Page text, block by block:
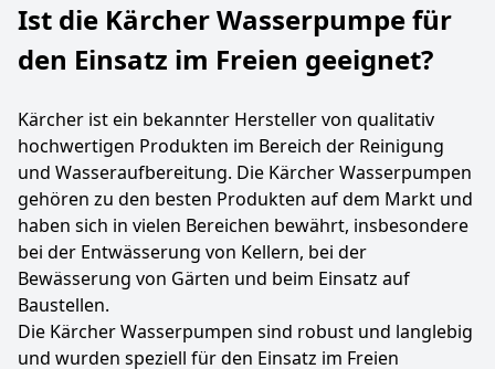
Ist die Kärcher Wasserpumpe für
den Einsatz im Freien geeignet?
Kärcher ist ein bekannter Hersteller von qualitativ
hochwertigen Produkten im Bereich der Reinigung
und Wasseraufbereitung. Die Kärcher Wasserpumpen
gehören zu den besten Produkten auf dem Markt und
haben sich in vielen Bereichen bewährt, insbesondere
bei der Entwässerung von Kellern, bei der
Bewässerung von Gärten und beim Einsatz auf
Baustellen.
Die Kärcher Wasserpumpen sind robust und langlebig
und wurden speziell für den Einsatz im Freien